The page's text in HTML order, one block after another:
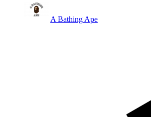
A Bathing Ape